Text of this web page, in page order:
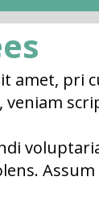
amet, pri
veniam